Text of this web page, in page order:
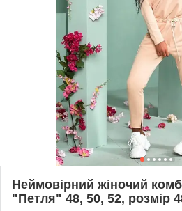
Неймовірний жіночий
"Петля" 48, 50, 52, розмір